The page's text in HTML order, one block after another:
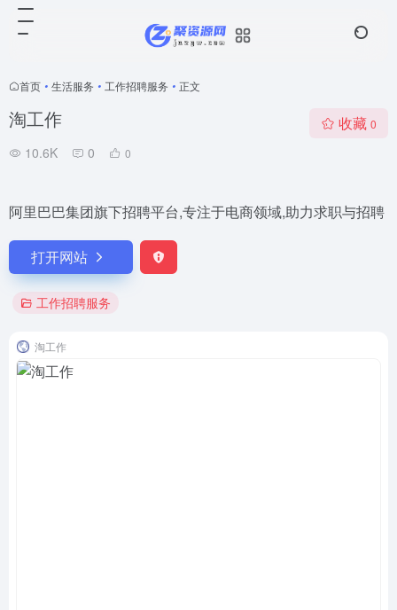
首页 • 生活服务 • 工作招聘服务 • 正文
淘工作
10.6K 0 0
收藏 0
阿里巴巴集团旗下招聘平台,专注于电商领域,助力求职与招聘
打开网站
工作招聘服务
淘工作